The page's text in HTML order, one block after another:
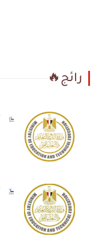
رائج🔥